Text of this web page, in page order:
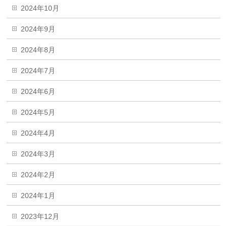
2024年10月
2024年9月
2024年8月
2024年7月
2024年6月
2024年5月
2024年4月
2024年3月
2024年2月
2024年1月
2023年12月